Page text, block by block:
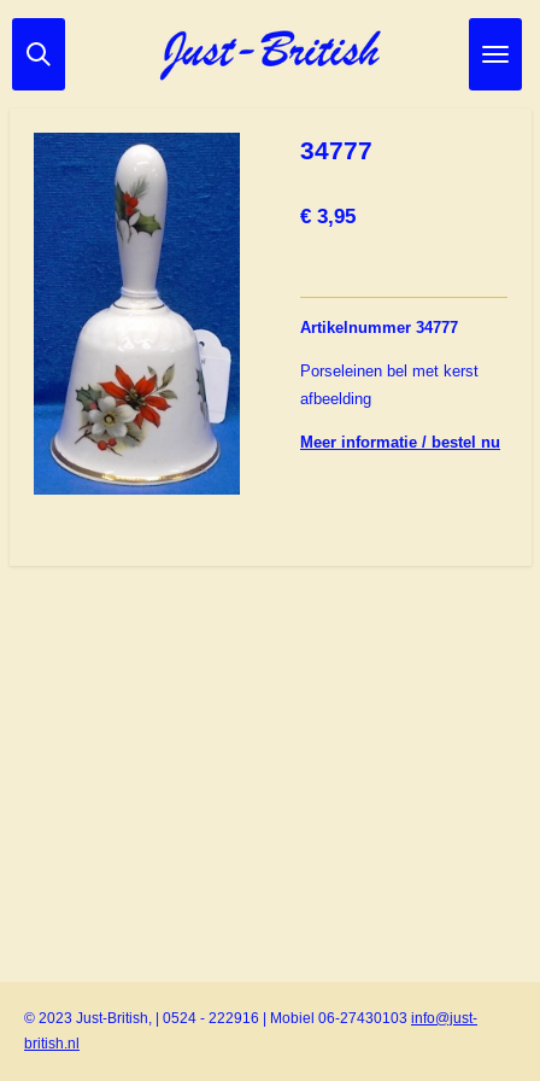
Ga
direct
hoofdinhoud
34777
€ 3,95
Artikelnummer 34777
Porseleinen bel met kerst
afbeelding
Meer informatie / bestel nu
© 2023 Just-British, | 0524 - 222916 | Mobiel 06-27430103 info@just-
british.nl